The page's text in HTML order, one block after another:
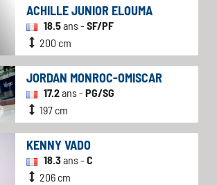
ACHILLE JUNIOR ELOUMA
18.5ans -SF/PF
200 cm
JORDAN MONROC-OMISCAR
17.2ans -PG/SG
197 cm
KENNY VADO
18.3ans -C
206 cm